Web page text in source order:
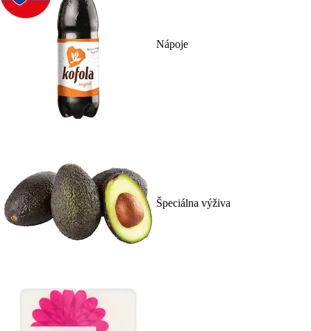
Nápoje
Špeciálna výživa